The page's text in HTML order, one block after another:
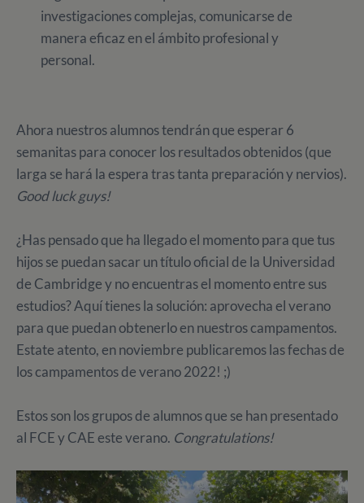
investigaciones complejas, comunicarse de
manera eficaz en el ámbito profesional y
personal.
Ahora nuestros alumnos tendrán que esperar 6
semanitas para conocer los resultados obtenidos (que
larga se hará la espera tras tanta preparación y nervios).
Good luck guys!
¿Has pensado que ha llegado el momento para que tus
hijos se puedan sacar un título oficial de la Universidad
de Cambridge y no encuentras el momento entre sus
estudios? Aquí tienes la solución: aprovecha el verano
para que puedan obtenerlo en nuestros campamentos.
Estate atento, en noviembre publicaremos las fechas de
los campamentos de verano 2022! ;)
Estos son los grupos de alumnos que se han presentado
al FCE y CAE este verano. Congratulations!